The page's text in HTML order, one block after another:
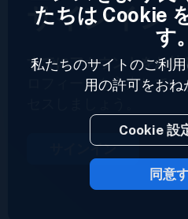
サインイン
すでにアカウントをお持
ロフィールを入力してい
サインイン
2023 ©
たちは Cookie
す。
私たちのサイトのご利
用の許可をおね
Cookie 設
同意